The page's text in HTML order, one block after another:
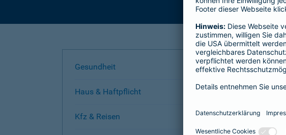
Gesundheit
Haus & Haftpflicht
Kfz & Reisen